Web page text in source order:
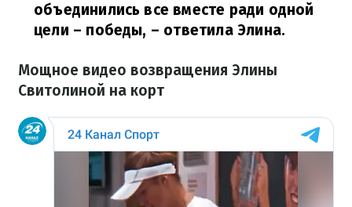
объединились все вместе ради одной
цели – победы, – ответила Элина.
Мощное видео возвращения Элины
Свитолиной на корт